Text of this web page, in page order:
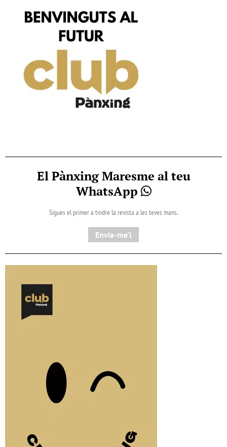
El Pànxing Maresme al teu
WhatsApp
Sigues el primer a tindre la revista a les teves mans.
Envia-me'l